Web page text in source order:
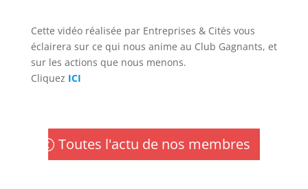
Cette vidéo réalisée par Entreprises & Cités vous
éclairera sur ce qui nous anime au Club Gagnants, et
sur les actions que nous menons.
Cliquez ICI
Toutes l'actu de nos membres